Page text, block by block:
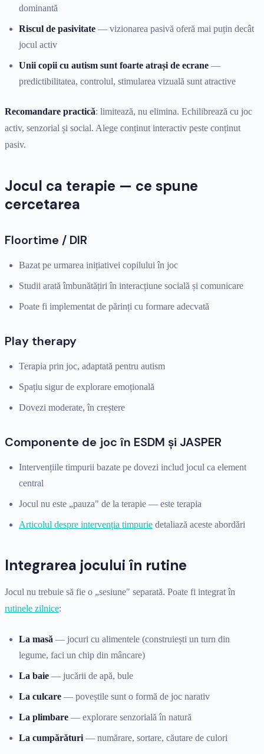
dominantă
Riscul de pasivitate — vizionarea pasivă oferă mai puțin decât
jocul activ
Unii copii cu autism sunt foarte atrași de ecrane —
predictibilitatea, controlul, stimularea vizuală sunt atractive
Recomandare practică: limitează, nu elimina. Echilibrează cu joc
activ, senzorial și social. Alege conținut interactiv peste conținut
pasiv.
Jocul ca terapie — ce spune
cercetarea
Floortime / DIR
Bazat pe urmarea inițiativei copilului în joc
Studii arată îmbunătățiri în interacțiune socială și comunicare
Poate fi implementat de părinți cu formare adecvată
Play therapy
Terapia prin joc, adaptată pentru autism
Spațiu sigur de explorare emoțională
Dovezi moderate, în creștere
Componente de joc în ESDM și JASPER
Intervențiile timpurii bazate pe dovezi includ jocul ca element
central
Jocul nu este „pauza" de la terapie — este terapia
Articolul despre intervenția timpurie detaliază aceste abordări
Integrarea jocului în rutine
Jocul nu trebuie să fie o „sesiune" separată. Poate fi integrat în
rutinele zilnice:
La masă — jocuri cu alimentele (construiești un turn din
legume, faci un chip din mâncare)
La baie — jucării de apă, bule
La culcare — poveștile sunt o formă de joc narativ
La plimbare — explorare senzorială în natură
La cumpărături — numărare, sortare, căutare de culori